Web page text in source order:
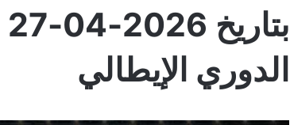
الدوري الإيطالي